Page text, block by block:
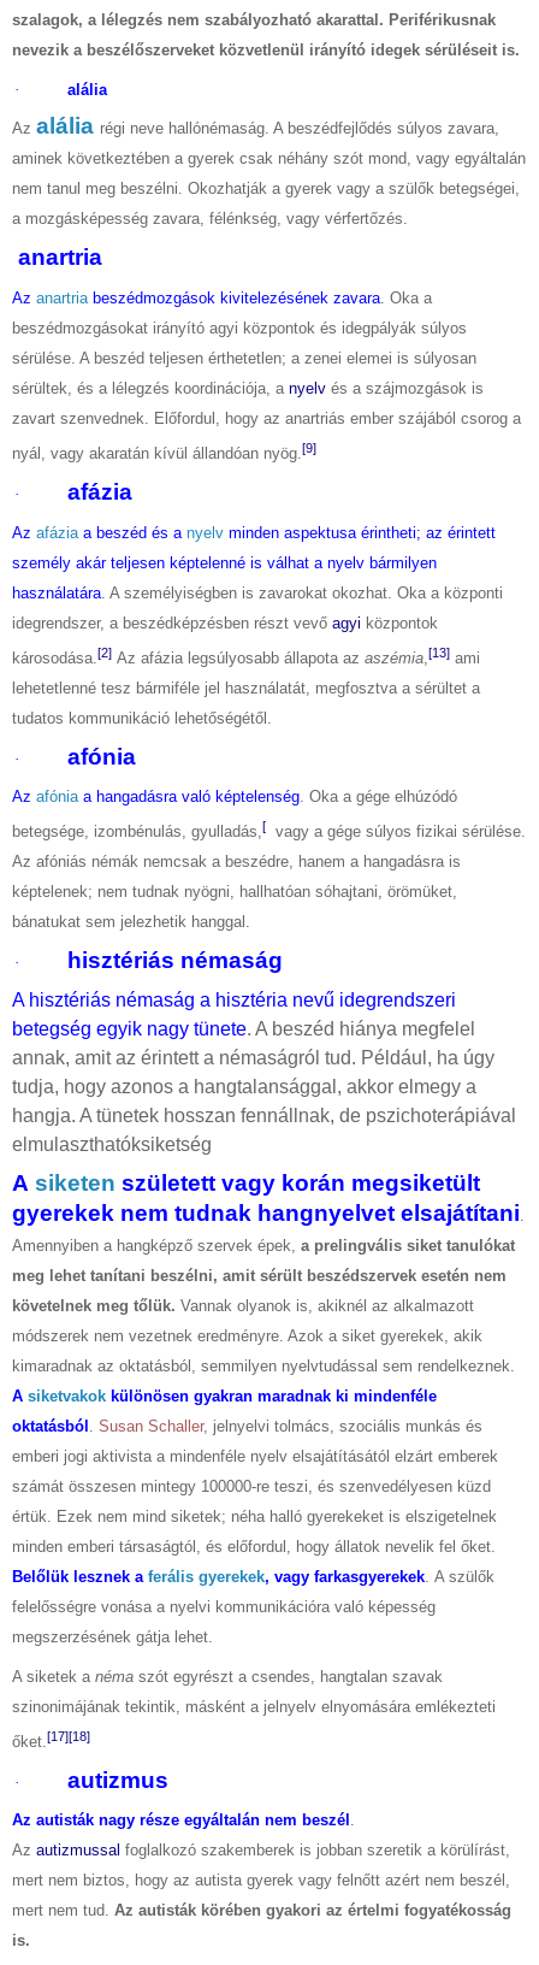
szalagok, a lélegzés nem szabályozható akarattal. Periférikusnak
nevezik a beszélőszerveket közvetlenül irányító idegek sérüléseit is.
· alália
Az alália régi neve hallónémaság. A beszédfejlődés súlyos zavara,
aminek következtében a gyerek csak néhány szót mond, vagy egyáltalán
nem tanul meg beszélni. Okozhatják a gyerek vagy a szülők betegségei,
a mozgásképesség zavara, félénkség, vagy vérfertőzés.
anartria
Az anartria beszédmozgások kivitelezésének zavara. Oka a
beszédmozgásokat irányító agyi központok és idegpályák súlyos
sérülése. A beszéd teljesen érthetetlen; a zenei elemei is súlyosan
sérültek, és a lélegzés koordinációja, a nyelv és a szájmozgások is
zavart szenvednek. Előfordul, hogy az anartriás ember szájából csorog a
nyál, vagy akaratán kívül állandóan nyög.[9]
· afázia
Az afázia a beszéd és a nyelv minden aspektusa érintheti; az érintett
személy akár teljesen képtelenné is válhat a nyelv bármilyen
használatára . A személyiségben is zavarokat okozhat. Oka a központi
idegrendszer, a beszédképzésben részt vevő agyi központok
károsodása. [2] Az afázia legsúlyosabb állapota az aszémia [13] ami
lehetetlenné tesz bármiféle jel használatát, megfosztva a sérültet a
tudatos kommunikáció lehetőségétől.
· afónia
Az afónia a hangadásra való képtelenség. Oka a gége elhúzódó
betegsége, izombénulás, gyulladás,[
vagy a gége súlyos fizikai sérülése.
Az afóniás némák nemcsak a beszédre, hanem a hangadásra is
képtelenek; nem tudnak nyögni, hallhatóan sóhajtani, örömüket,
bánatukat sem jelezhetik hanggal.
· hisztériás némaság
A hisztériás némaság a hisztéria nevű idegrendszeri
betegség egyik nagy tünete. A beszéd hiánya megfelel
annak, amit az érintett a némaságról tud. Például, ha úgy
tudja, hogy azonos a hangtalansággal, akkor elmegy a
hangja. A tünetek hosszan fennállnak, de pszichoterápiával
elmulaszthatóksiketség
A siketen született vagy korán megsiketült
gyerekek nem tudnak hangnyelvet elsajátítani
Amennyiben a hangképző szervek épek, a prelingvális siket tanulókat
meg lehet tanítani beszélni, amit sérült beszédszervek esetén nem
követelnek meg tőlük. Vannak olyanok is, akiknél az alkalmazott
módszerek nem vezetnek eredményre. Azok a siket gyerekek, akik
kimaradnak az oktatásból, semmilyen nyelvtudással sem rendelkeznek.
A siketvakok különösen gyakran maradnak ki mindenféle
oktatásból
Susan Schaller, jelnyelvi tolmács, szociális munkás és
emberi jogi aktivista a mindenféle nyelv elsajátításától elzárt emberek
számát összesen mintegy 100000-re teszi, és szenvedélyesen küzd
értük. Ezek nem mind siketek; néha halló gyerekeket is elszigetelnek
minden emberi társaságtól, és előfordul, hogy állatok nevelik fel őket.
Belőlük lesznek a ferális gyerekek, vagy farkasgyerekek A szülők
felelősségre vonása a nyelvi kommunikációra való képesség
megszerzésének gátja lehet.
A siketek a néma szót egyrészt a csendes, hangtalan szavak
szinonimájának tekintik, másként a jelnyelv elnyomására emlékezteti
őket.[17][18]
· autizmus
Az autisták nagy része egyáltalán nem beszél .
Az autizmussal foglalkozó szakemberek is jobban szeretik a körülírást,
mert nem biztos, hogy az autista gyerek vagy felnőtt azért nem beszél,
mert nem tud. Az autisták körében gyakori az értelmi fogyatékosság
is.